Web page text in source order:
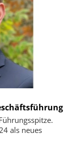
als neues